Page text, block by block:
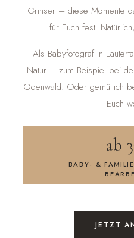
Grinser – diese Momente
für Euch fest.
Als Babyfotograf in
Natur – zum Beispiel bei
Odenwald. Oder gemütlich
Euch
ab
BABY- &
JETZT